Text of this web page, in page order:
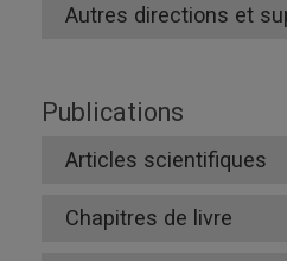
Autres directions et
Publications
Articles scientifiques
Chapitres de livre